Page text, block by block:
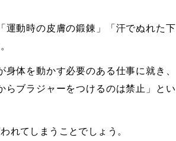
動時の皮膚の鍛錬」
「汗でぬれた下
体を動かす必要のある仕事に就き、
らブラジャーをつけるのは禁止」とい
れてしまうことでしょう。